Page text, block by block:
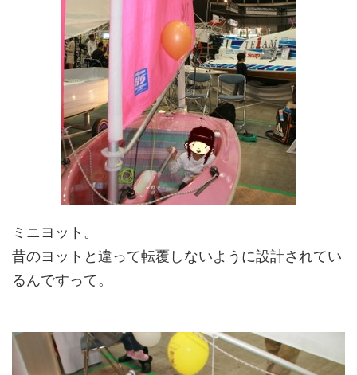
ミニヨット。
昔のヨットと違って転覆しないように設計されてい
るんですって。